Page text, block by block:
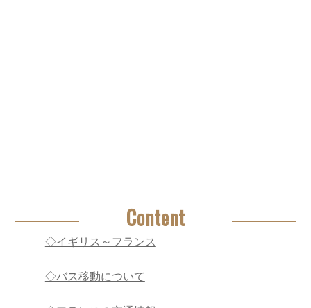
Content
◇イギリス～フランス
◇バス移動について